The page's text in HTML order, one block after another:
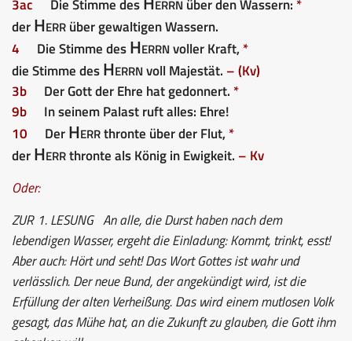
3ac
Die Stimme des über den Wassern: *
derHerrüber gewaltigen Wassern.
4
Die Stimme desHerrnvoller Kraft, *
die Stimme desHerrnvoll Majestät. – (Kv)
3b
Der Gott der Ehre hat gedonnert. *
9b
In seinem Palast ruft alles: Ehre!
10
DerHerrthronte über der Flut, *
derHerrthronte als König in Ewigkeit. – Kv
Oder:
ZUR 1. LESUNGAn alle, die Durst haben nach dem
lebendigen Wasser, ergeht die Einladung: Kommt, trinkt, esst!
Aber auch: Hört und seht! Das Wort Gottes ist wahr und
verlässlich. Der neue Bund, der angekündigt wird, ist die
Erfüllung der alten Verheißung. Das wird einem mutlosen Volk
gesagt, das Mühe hat, an die Zukunft zu glauben, die Gott ihm